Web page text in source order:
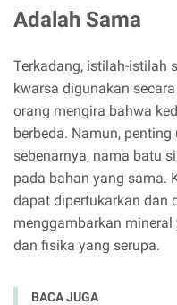
Adalah Sama
Terkadang, istilah-istilah
kwarsa digunakan
orang mengira bahwa
berbeda. Namun,
sebenarnya, nama batu
pada bahan yang sama.
dapat dipertukarkan dan
menggambarkan
dan fisika yang serupa.
BACA JUGA